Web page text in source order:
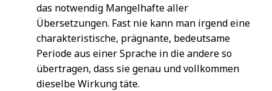
das notwendig Mangelhafte aller
Übersetzungen. Fast nie kann man irgend eine
charakteristische, prägnante, bedeutsame
Periode aus einer Sprache in die andere so
übertragen, dass sie genau und vollkommen
dieselbe Wirkung täte.